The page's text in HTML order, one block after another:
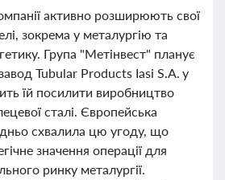
активно розширюють свої
зокрема у металургію та
Група "Метінвест" планує
Tubular Products Iasi S.A. у
їй посилити виробництво
сталі. Європейська
схвалила цю угоду, що
значення операції для
ринку металургії.